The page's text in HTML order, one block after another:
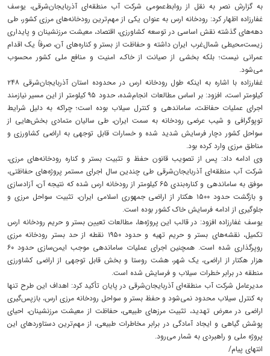
به گزارش نصر به نقل از روابط‌عمومی شرکت آب منطقه‌ای آذربایجان‌شرقی، یوسف
غفارزاده اظهار کرد: رودخانه ارس به عنوان یکی از مهم‌ترین رودخانه‌های مرزی کشور، طی
دهه‌های گذشته نقش اساسی در توسعه کشاورزی، اقتصاد، معیشت مرزنشینان و پایداری
زیست‌محیطی شمال‌غرب ایران داشته و حفاظت از بستر و کناره‌های آن، صرفاً یک اقدام
عمرانی نیست؛ بلکه بخشی از صیانت از خاک، امنیت و منافع ملی کشور محسوب
می‌شود.
غفارزاده با اشاره به اینکه طول رودخانه ارس در محدوده استان آذربایجان‌شرقی ۲۴۸
کیلومتر است، افزود: بر اساس مطالعات انجام‌شده، حدود ۹۵ کیلومتر از این مسیر نیازمند
اجرای عملیات حفاظت، ساماندهی و کنترل سیلاب بوده است؛ چراکه به دلیل شرایط
توپوگرافی و شیب عرضی رودخانه به سمت ایران، طی سالیان متمادی بخش‌هایی از
سواحل کشور دچار فرسایش شدید شده و خسارات قابل توجهی به اراضی کشاورزی و
مناطق مرزی وارد کرده بود.
وی ادامه داد: پس از تصویب قانون حفظ و تثبیت بستر و کناره رودخانه‌های مرزی،
شرکت آب منطقه‌ای آذربایجان‌شرقی طی چندین سال اجرای مستمر پروژه‌های حفاظتی،
موفق به ساماندهی و کناره‌بندی ۶۵ کیلومتر از رودخانه ارس شده که نتیجه آن، آزادسازی
و بازگشت حدود ۱۵۰۰ هکتار از اراضی جمهوری اسلامی ایران، تثبیت سواحل مرزی و
جلوگیری از ادامه فرسایش خاک کشور بوده است.
یوسف غفارزاده افزود: در قالب این پروژه‌ها، مطالعات تعیین بستر و حریم رودخانه ارس
تکمیل، نقشه‌های بستر و حریم تهیه و حدود ۱۹۵۰ نقطه از حد بستر رودخانه مرزی
روپرگذاری شده است. همچنین اجرای عملیات ساماندهی موجب ایمن‌سازی حدود ۶۰
هزار هکتار از اراضی، یک شهر، هشت روستا و بخش قابل توجهی از اراضی کشاورزی
منطقه در برابر خطرات سیلاب و فرسایش شده است.
مدیرعامل شرکت آب منطقه‌ای آذربایجان‌شرقی در پایان تأکید کرد: اهداف این طرح تنها
به کنترل سیلاب محدود نمی‌شود و حفظ بستر و سواحل رودخانه مرزی ارس، بازپس‌گیری
اراضی در معرض تهدید، تثبیت مرزهای طبیعی، حفاظت از معیشت مرزنشینان، احیای
پوشش گیاهی و ایجاد آمادگی در برابر مخاطرات طبیعی، از مهم‌ترین دستاوردهای این
پروژه ملی و راهبردی به شمار می‌رود.
انتهای پیام/